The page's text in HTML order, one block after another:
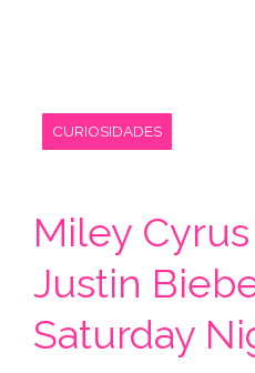
CURIOSIDADES
Miley
Justin
Saturday